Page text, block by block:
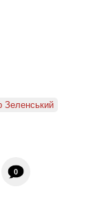
Зеленський
0